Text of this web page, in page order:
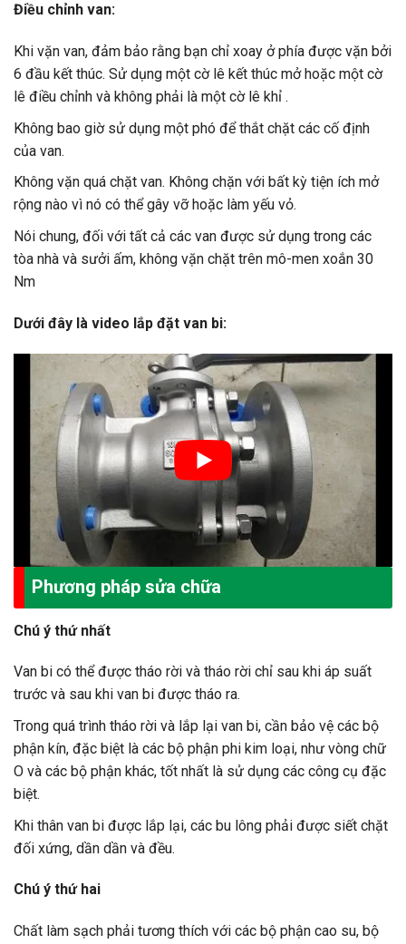
Điều chỉnh van:
Khi vặn van, đảm bảo rằng bạn chỉ xoay ở phía được vặn bởi
6 đầu kết thúc. Sử dụng một cờ lê kết thúc mở hoặc một cờ
lê điều chỉnh và không phải là một cờ lê khỉ .
Không bao giờ sử dụng một phó để thắt chặt các cố định
của van.
Không vặn quá chặt van. Không chặn với bất kỳ tiện ích mở
rộng nào vì nó có thể gây vỡ hoặc làm yếu vỏ.
Nói chung, đối với tất cả các van được sử dụng trong các
tòa nhà và sưởi ấm, không vặn chặt trên mô-men xoắn 30
Nm
Dưới đây là video lắp đặt van bi:
Phương pháp sửa chữa
Chú ý thứ nhất
Van bi có thể được tháo rời và tháo rời chỉ sau khi áp suất
trước và sau khi van bi được tháo ra.
Trong quá trình tháo rời và lắp lại van bi, cần bảo vệ các bộ
phận kín, đặc biệt là các bộ phận phi kim loại, như vòng chữ
O và các bộ phận khác, tốt nhất là sử dụng các công cụ đặc
biệt.
Khi thân van bi được lắp lại, các bu lông phải được siết chặt
đối xứng, dần dần và đều.
Chú ý thứ hai
Chất làm sạch phải tương thích với các bộ phận cao su, bộ